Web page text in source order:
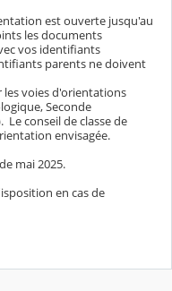
est ouverte jusqu'au
les documents
vos identifiants
parents ne doivent
voies d'orientations
Seconde
Le conseil de classe de
envisagée.
mai 2025.
en cas de